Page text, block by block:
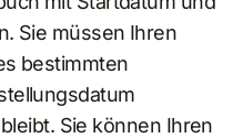
Sie müssen Ihren
bestimmten
Sie können Ihren